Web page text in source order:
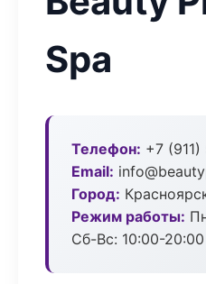
Spa
Телефон: +7
Email:
Город:
Режим работы:
Сб-Вс: 10:00-20:00